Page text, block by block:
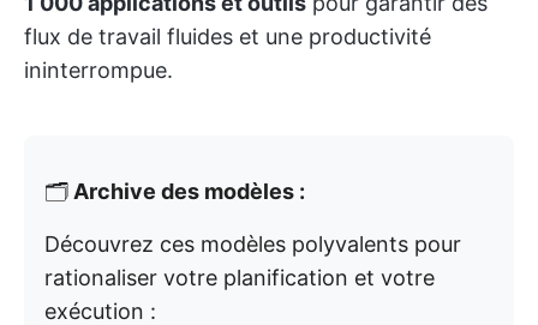
flux de travail fluides et une productivité
ininterrompue.
🗂️ Archive des modèles :
Découvrez ces modèles polyvalents pour
rationaliser votre planification et votre
exécution :